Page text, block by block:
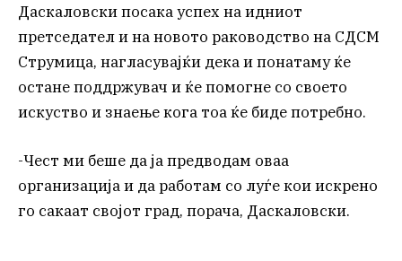
Даскаловски посака успех на идниот
претседател и на новото раководство на СДСМ
Струмица, нагласувајќи дека и понатаму ќе
остане поддржувач и ќе помогне со своето
искуство и знаење кога тоа ќе биде потребно.
-Чест ми беше да ја предводам оваа
организација и да работам со луѓе кои искрено
го сакаат својот град, порача, Даскаловски.